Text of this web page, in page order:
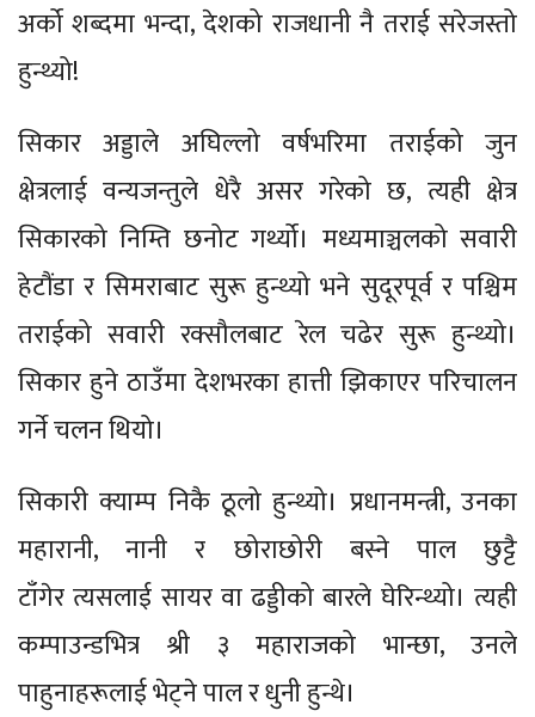
अर्को शब्दमा भन्दा, देशको राजधानी नै तराई सरेजस्तो
हुन्थ्यो!
सिकार अड्डाले अघिल्लो वर्षभरिमा तराईको जुन
क्षेत्रलाई वन्यजन्तुले धेरै असर गरेको छ, त्यही क्षेत्र
सिकारको निम्ति छनोट गर्थ्यो। मध्यमाञ्चलको सवारी
हेटौंडा र सिमराबाट सुरू हुन्थ्यो भने सुदूरपूर्व र पश्चिम
तराईको सवारी रक्सौलबाट रेल चढेर सुरू हुन्थ्यो।
सिकार हुने ठाउँमा देशभरका हात्ती झिकाएर परिचालन
गर्ने चलन थियो।
सिकारी क्याम्प निकै ठूलो हुन्थ्यो। प्रधानमन्त्री, उनका
महारानी, नानी र छोराछोरी बस्ने पाल छुट्टै
टाँगेर त्यसलाई सायर वा ढड्डीको बारले घेरिन्थ्यो। त्यही
कम्पाउन्डभित्र श्री ३ महाराजको भान्छा, उनले
पाहुनाहरूलाई भेट्ने पाल र धुनी हुन्थे।